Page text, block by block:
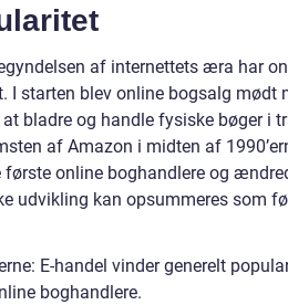
af internettets æra har
I starten blev online bogsalg mødt
bladre og handle fysiske bøger i
af Amazon i midten af
første online boghandlere og
udvikling kan opsummeres som
E-handel vinder generelt
boghandlere.